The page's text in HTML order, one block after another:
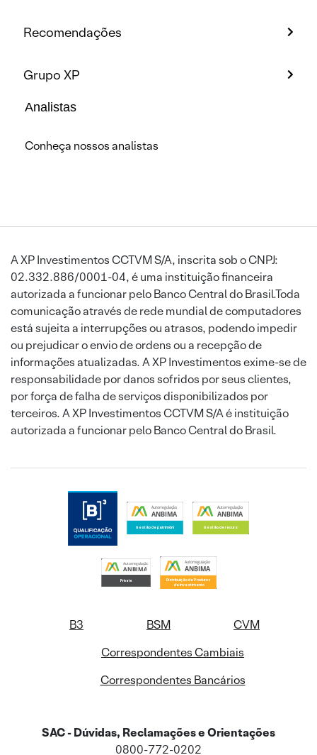
Recomendações
Grupo XP
Analistas
Conheça nossos analistas
A XP Investimentos CCTVM S/A, inscrita sob o CNPJ:
02.332.886/0001-04, é uma instituição financeira
autorizada a funcionar pelo Banco Central do Brasil.Toda
comunicação através de rede mundial de computadores
está sujeita a interrupções ou atrasos, podendo impedir
ou prejudicar o envio de ordens ou a recepção de
informações atualizadas. A XP Investimentos exime-se de
responsabilidade por danos sofridos por seus clientes,
por força de falha de serviços disponibilizados por
terceiros. A XP Investimentos CCTVM S/A é instituição
autorizada a funcionar pelo Banco Central do Brasil.
B3 BSM
CVM
Correspondentes Cambiais
Correspondentes Bancários
SAC - Dúvidas, Reclamações e Orientações
0800-772-0202